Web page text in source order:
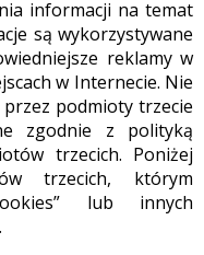
informacji na temat
są wykorzystywane
reklamy w
w Internecie. Nie
podmioty trzecie
zgodnie z polityką
trzecich. Poniżej
trzecich, którym
lub innych